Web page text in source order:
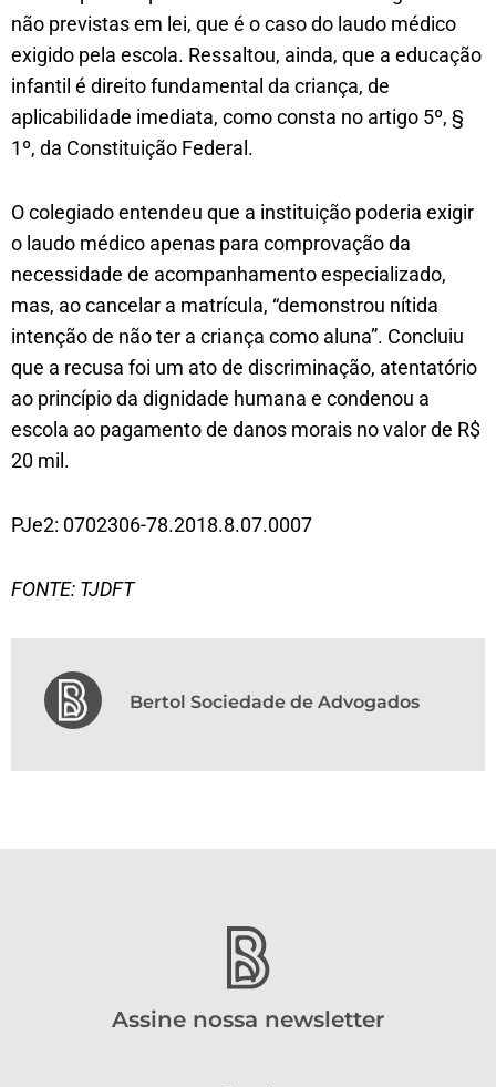
não previstas em lei, que é o caso do laudo médico
exigido pela escola. Ressaltou, ainda, que a educação
infantil é direito fundamental da criança, de
aplicabilidade imediata, como consta no artigo 5º, §
1º, da Constituição Federal.
O colegiado entendeu que a instituição poderia exigir
o laudo médico apenas para comprovação da
necessidade de acompanhamento especializado,
mas, ao cancelar a matrícula, “demonstrou nítida
intenção de não ter a criança como aluna”. Concluiu
que a recusa foi um ato de discriminação, atentatório
ao princípio da dignidade humana e condenou a
escola ao pagamento de danos morais no valor de R$
20 mil.
PJe2: 0702306-78.2018.8.07.0007
FONTE: TJDFT
Bertol Sociedade de Advogados
Assine nossa newsletter